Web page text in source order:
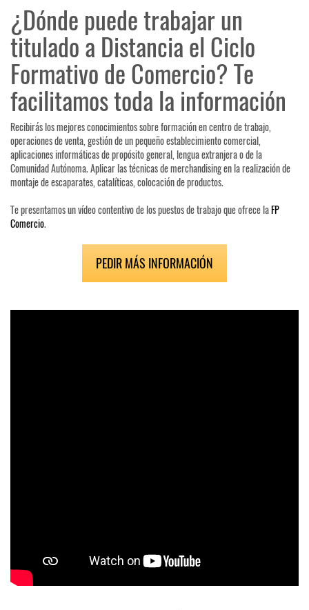
¿Dónde puede trabajar un
titulado a Distancia el Ciclo
Formativo de Comercio? Te
facilitamos toda la información
Recibirás los mejores conocimientos sobre formación en centro de trabajo,
operaciones de venta, gestión de un pequeño establecimiento comercial,
aplicaciones informáticas de propósito general, lengua extranjera o de la
Comunidad Autónoma. Aplicar las técnicas de merchandising en la realización de
montaje de escaparates, catalíticas, colocación de productos.
Te presentamos un vídeo contentivo de los puestos de trabajo que ofrece laFP
Comercio.
PEDIR MÁS INFORMACIÓN